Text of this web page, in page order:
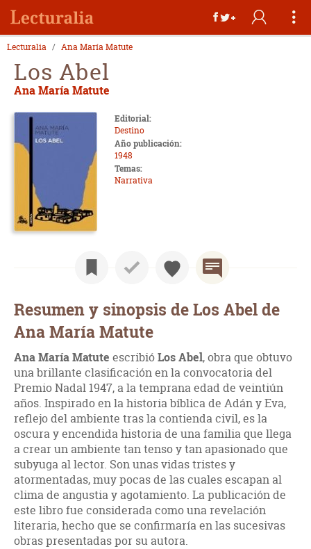
Lecturalia Ana María Matute
Los Abel
Ana María Matute
Editorial:
Destino
Año publicación:
1948
Temas:
Narrativa
Resumen y sinopsis de Los Abel de
Ana María Matute
Ana María Matute escribióLos Abel, obra que obtuvo
una brillante clasificación en la convocatoria del
Premio Nadal 1947, a la temprana edad de veintiún
años. Inspirado en la historia bíblica de Adán y Eva,
reflejo del ambiente tras la contienda civil, es la
oscura y encendida historia de una familia que llega
a crear un ambiente tan tenso y tan apasionado que
subyuga al lector. Son unas vidas tristes y
atormentadas, muy pocas de las cuales escapan al
clima de angustia y agotamiento. La publicación de
este libro fue considerada como una revelación
literaria, hecho que se confirmaría en las sucesivas
obras presentadas por su autora.